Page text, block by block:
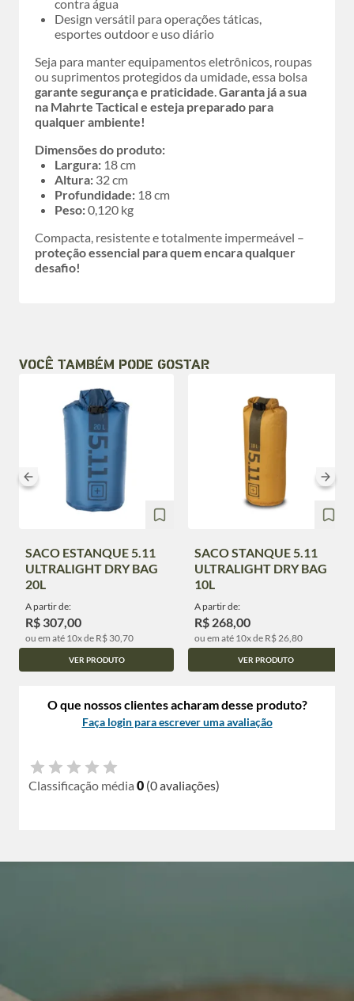
contra água
Design versátil para operações táticas,
esportes outdoor e uso diário
Seja para manter equipamentos eletrônicos, roupas
ou suprimentos protegidos da umidade, essa bolsa
garante segurança e praticidade.Garanta já a sua
na Mahrte Tactical e esteja preparado para
qualquer ambiente!
Dimensões do produto:
Largura: 18 cm
Altura: 32 cm
Profundidade: 18 cm
Peso:0,120 kg
Compacta, resistente e totalmente impermeável –
proteção essencial para quem encara qualquer
desafio!
VOCÊ TAMBÉM PODE GOSTAR
SACO ESTANQUE 5.11
ULTRALIGHT DRY BAG
20L
A partir de:
R$ 307,00
ou em até 10x de R$ 30,70
VER PRODUTO
SACO STANQUE 5.11
ULTRALIGHT DRY BAG
10L
A partir de:
R$ 268,00
ou em até 10x de R$ 26,80
VER PRODUTO
O que nossos clientes acharam desse produto?
Faça login para escrever uma avaliação
Classificação média 0 (0 avaliações)